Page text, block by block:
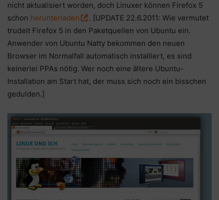
nicht aktualisiert worden, doch Linuxer können Firefox 5
schon herunterladen
. [UPDATE 22.6.2011: Wie vermutet
trudelt Firefox 5 in den Paketquellen von Ubuntu ein.
Anwender von Ubuntu Natty bekommen den neuen
Browser im Normalfall automatisch installiert, es sind
keinerlei PPAs nötig. Wer noch eine ältere Ubuntu-
Installation am Start hat, der muss sich noch ein bisschen
gedulden.]